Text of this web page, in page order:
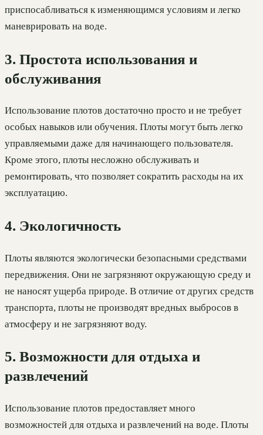
приспосабливаться к изменяющимся условиям и легко
маневрировать на воде.
3. Простота использования и
обслуживания
Использование плотов достаточно просто и не требует
особых навыков или обучения. Плоты могут быть легко
управляемыми даже для начинающего пользователя.
Кроме этого, плоты несложно обслуживать и
ремонтировать, что позволяет сократить расходы на их
эксплуатацию.
4. Экологичность
Плоты являются экологически безопасными средствами
передвижения. Они не загрязняют окружающую среду и
не наносят ущерба природе. В отличие от других средств
транспорта, плоты не производят вредных выбросов в
атмосферу и не загрязняют воду.
5. Возможности для отдыха и
развлечений
Использование плотов предоставляет много
возможностей для отдыха и развлечений на воде. Плоты